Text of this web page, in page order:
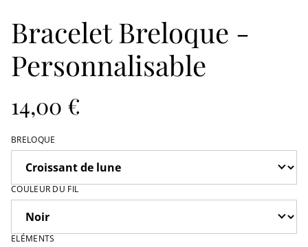
Bracelet Breloque -
Personnalisable
14,00 €
BRELOQUE
COULEUR DU FIL
ELÉMENTS